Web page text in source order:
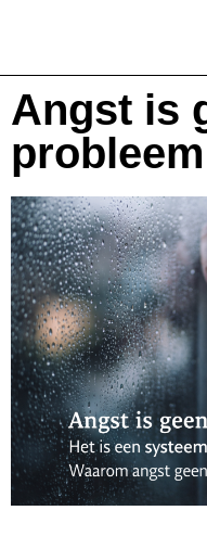
Angst is
probleem